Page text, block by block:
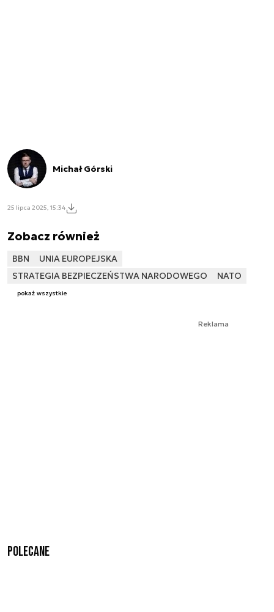
Michał Górski
25 lipca 2025, 15:34
Zobacz również
BBN
UNIA EUROPEJSKA
STRATEGIA BEZPIECZEŃSTWA NARODOWEGO
NATO
pokaż wszystkie
Reklama
Polecane